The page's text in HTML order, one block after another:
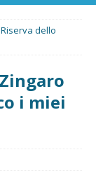
dello
i miei